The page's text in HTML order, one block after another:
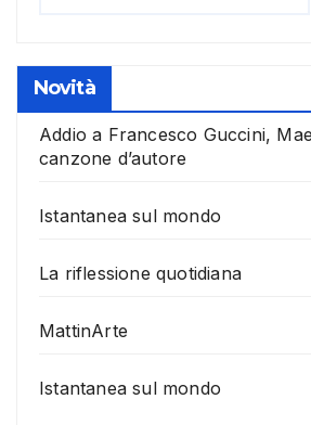
Novità
Addio a Francesco Guccini,
canzone d’autore
Istantanea sul mondo
La riflessione quotidiana
MattinArte
Istantanea sul mondo